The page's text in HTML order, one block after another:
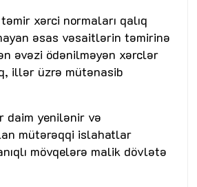
xərci normaları qalıq
əsas vəsaitlərin təmirinə
əvəzi ödənilməyən xərclər
illər üzrə mütənasib
daim yenilənir və
mütərəqqi islahatlar
mövqelərə malik dövlətə